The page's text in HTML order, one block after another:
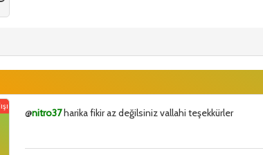
@nitro37harika fikir az değilsiniz vallahi teşekkürler